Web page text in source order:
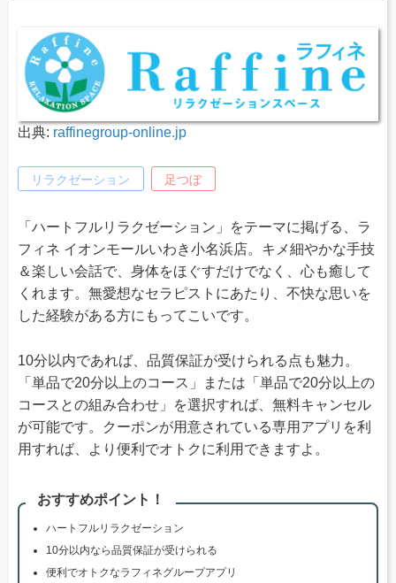
出典: raffinegroup-online.jp
リラクゼーション 足つぼ
「ハートフルリラクゼーション」をテーマに掲げる、ラ
フィネ イオンモールいわき小名浜店。キメ細やかな手技
＆楽しい会話で、身体をほぐすだけでなく、心も癒して
くれます。無愛想なセラピストにあたり、不快な思いを
した経験がある方にもってこいです。
10分以内であれば、品質保証が受けられる点も魅力。
「単品で20分以上のコース」または「単品で20分以上の
コースとの組み合わせ」を選択すれば、無料キャンセル
が可能です。クーポンが用意されている専用アプリを利
用すれば、より便利でオトクに利用できますよ。
おすすめポイント！
ハートフルリラクゼーション
10分以内なら品質保証が受けられる
便利でオトクなラフィネグループアプリ